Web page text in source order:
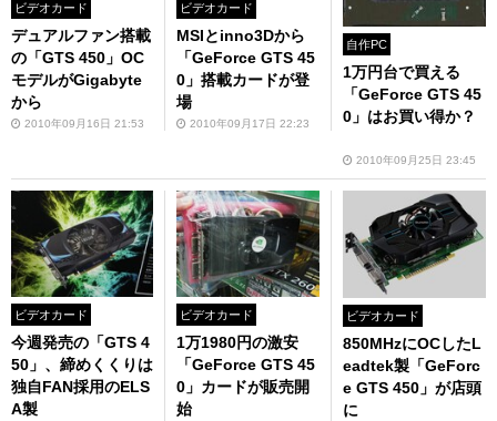
ビデオカード
デュアルファン搭載
の「GTS 450」OC
モデルがGigabyte
から
2010年09月16日 21:53
ビデオカード
MSIとinno3Dから
「GeForce GTS 45
0」搭載カードが登
場
2010年09月17日 22:23
自作PC
1万円台で買える
「GeForce GTS 45
0」はお買い得か？
2010年09月25日 23:45
ビデオカード
今週発売の「GTS 4
50」、締めくくりは
独自FAN採用のELS
A製
ビデオカード
1万1980円の激安
「GeForce GTS 45
0」カードが販売開
始
ビデオカード
850MHzにOCしたL
eadtek製「GeForc
e GTS 450」が店頭
に